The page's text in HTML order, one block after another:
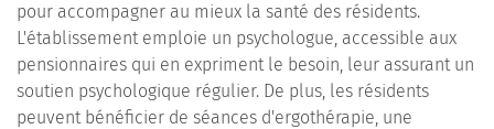
pour accompagner au mieux la santé des résidents.
L'établissement emploie un psychologue, accessible aux
pensionnaires qui en expriment le besoin, leur assurant un
soutien psychologique régulier. De plus, les résidents
peuvent bénéficier de séances d'ergothérapie, une